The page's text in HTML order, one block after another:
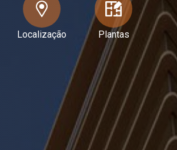
Localização Plantas